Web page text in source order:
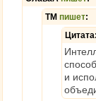
ТМ пишет:
Цитата:
и